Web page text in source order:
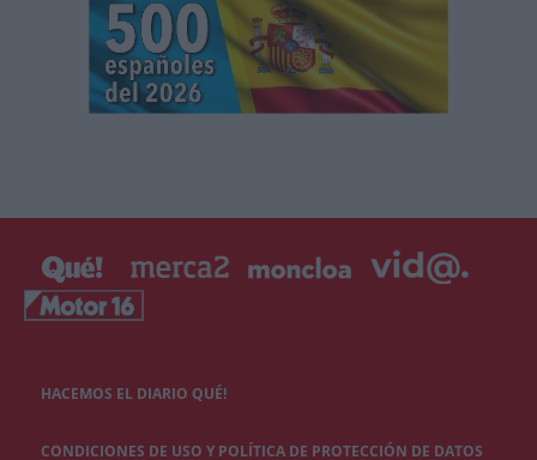
HACEMOS EL DIARIO QUÉ!
CONDICIONES DE USO Y POLÍTICA DE PROTECCIÓN DE DATOS